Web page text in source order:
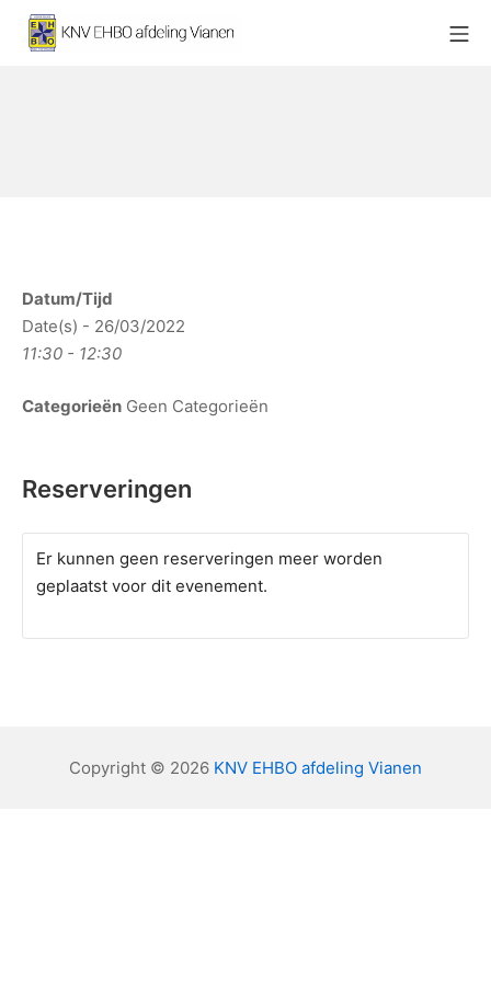
naar
Datum/Tijd
Date(s) - 26/03/2022
11:30 - 12:30
Categorieën Geen Categorieën
Reserveringen
Er kunnen geen reserveringen meer worden
geplaatst voor dit evenement.
Copyright © 2026 KNV EHBO afdeling Vianen